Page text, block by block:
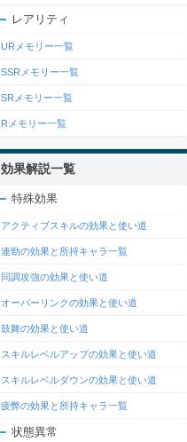
レアリティ
URメモリー一覧
SSRメモリー一覧
SRメモリー一覧
Rメモリー一覧
効果解説一覧
特殊効果
アクティブスキルの効果と使い道
連勁の効果と所持キャラ一覧
同調攻強の効果と使い道
オーバーリンクの効果と使い道
鼓舞の効果と使い道
スキルレベルアップの効果と使い道
スキルレベルダウンの効果と使い道
疲弊の効果と所持キャラ一覧
状態異常